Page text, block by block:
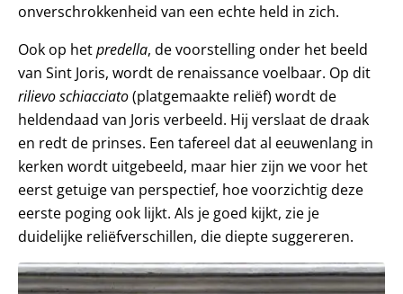
onverschrokkenheid van een echte held in zich.
Ook op hetpredella, de voorstelling onder het beeld
van Sint Joris, wordt de renaissance voelbaar. Op dit
rilievo schiacciato(platgemaakte reliëf) wordt de
heldendaad van Joris verbeeld. Hij verslaat de draak
en redt de prinses. Een tafereel dat al eeuwenlang in
kerken wordt uitgebeeld, maar hier zijn we voor het
eerst getuige van perspectief, hoe voorzichtig deze
eerste poging ook lijkt. Als je goed kijkt, zie je
duidelijke reliëfverschillen, die diepte suggereren.